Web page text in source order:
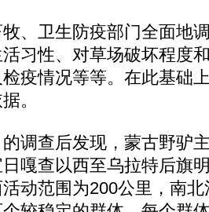
卫生防疫部门全面地
习性、对草场破坏程度
疫情况等等。在此基础
。
查后发现，蒙古野驴
嘎查以西至乌拉特后旗
动范围为200公里，南